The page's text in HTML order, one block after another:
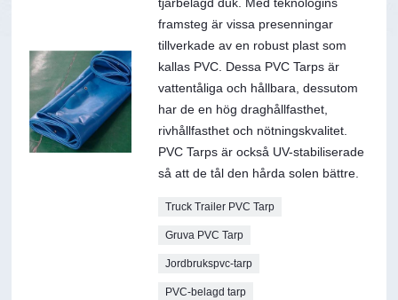
framsteg är vissa presenningar
tillverkade av en robust plast som
kallas PVC. Dessa PVC Tarps är
vattentåliga och hållbara, dessutom
har de en hög draghållfasthet,
rivhållfasthet och nötningskvalitet.
PVC Tarps är också UV-stabiliserade
så att de tål den hårda solen bättre.
Truck Trailer PVC Tarp
Gruva PVC Tarp
Jordbrukspvc-tarp
PVC-belagd tarp